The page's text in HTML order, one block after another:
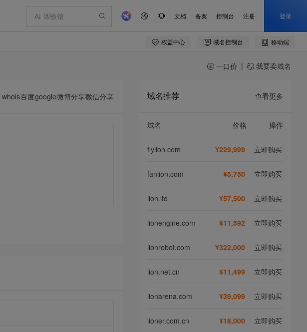
一口价 | 我要卖域名
whois百度google微博分享微信分享 域名推荐 查看更多
域名 价格 操作
flylion.com ¥229,999 立即购买
fanlion.com ¥5,750 立即购买
lion.ltd ¥57,500 立即购买
lionengine.com ¥11,592 立即购买
lionrobot.com ¥322,000 立即购买
lion.net.cn ¥11,499 立即购买
lionarena.com ¥39,099 立即购买
lioner.com.cn ¥18,000 立即购买